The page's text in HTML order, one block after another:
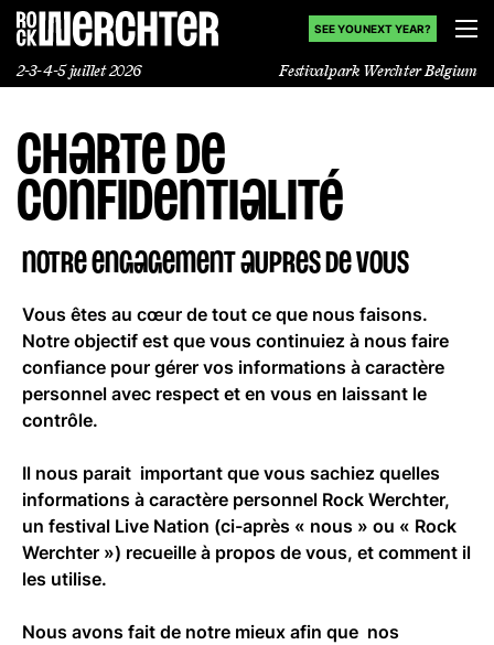
SEE YOU NEXT YEAR?
2-3-4-5 juillet 2026 Festivalpark Werchter Belgium
Line-up
Infos
News
Shop
History
FR
Charte de
confidentialité
NOTRE ENGAGEMENT AUPRES DE VOUS
Vous êtes au cœur de tout ce que nous faisons.
Notre objectif est que vous continuiez à nous faire
confiance pour gérer vos informations à caractère
personnel avec respect et en vous en laissant le
contrôle.
Il nous parait important que vous sachiez quelles
informations à caractère personnel Rock Werchter,
un festival Live Nation (ci-après « nous » ou « Rock
Werchter ») recueille à propos de vous, et comment il
les utilise.
Nous avons fait de notre mieux afin que nos